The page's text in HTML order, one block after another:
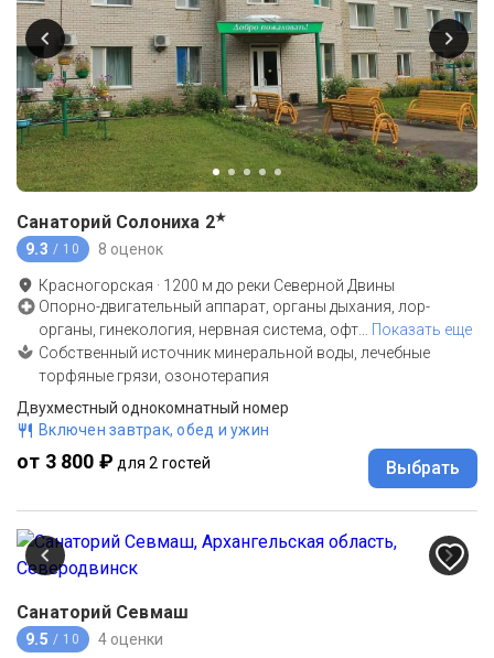
Санаторий Солониха 2★
9.3 / 10 8 оценок
Красногорская · 1200 м до реки Северной Двины
Опорно-двигательный аппарат, органы дыхания, лор-
органы, гинекология, нервная система, офт… Показать еще
Собственный источник минеральной воды, лечебные
торфяные грязи, озонотерапия
Двухместный однокомнатный номер
Включен завтрак, обед и ужин
от 3 800 ₽ для 2 гостей Выбрать
Санаторий Севмаш
9.5 / 10 4 оценки